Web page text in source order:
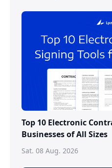
Top 10 Electronic
Businesses of All Sizes
Sat. 08 Aug. 2026